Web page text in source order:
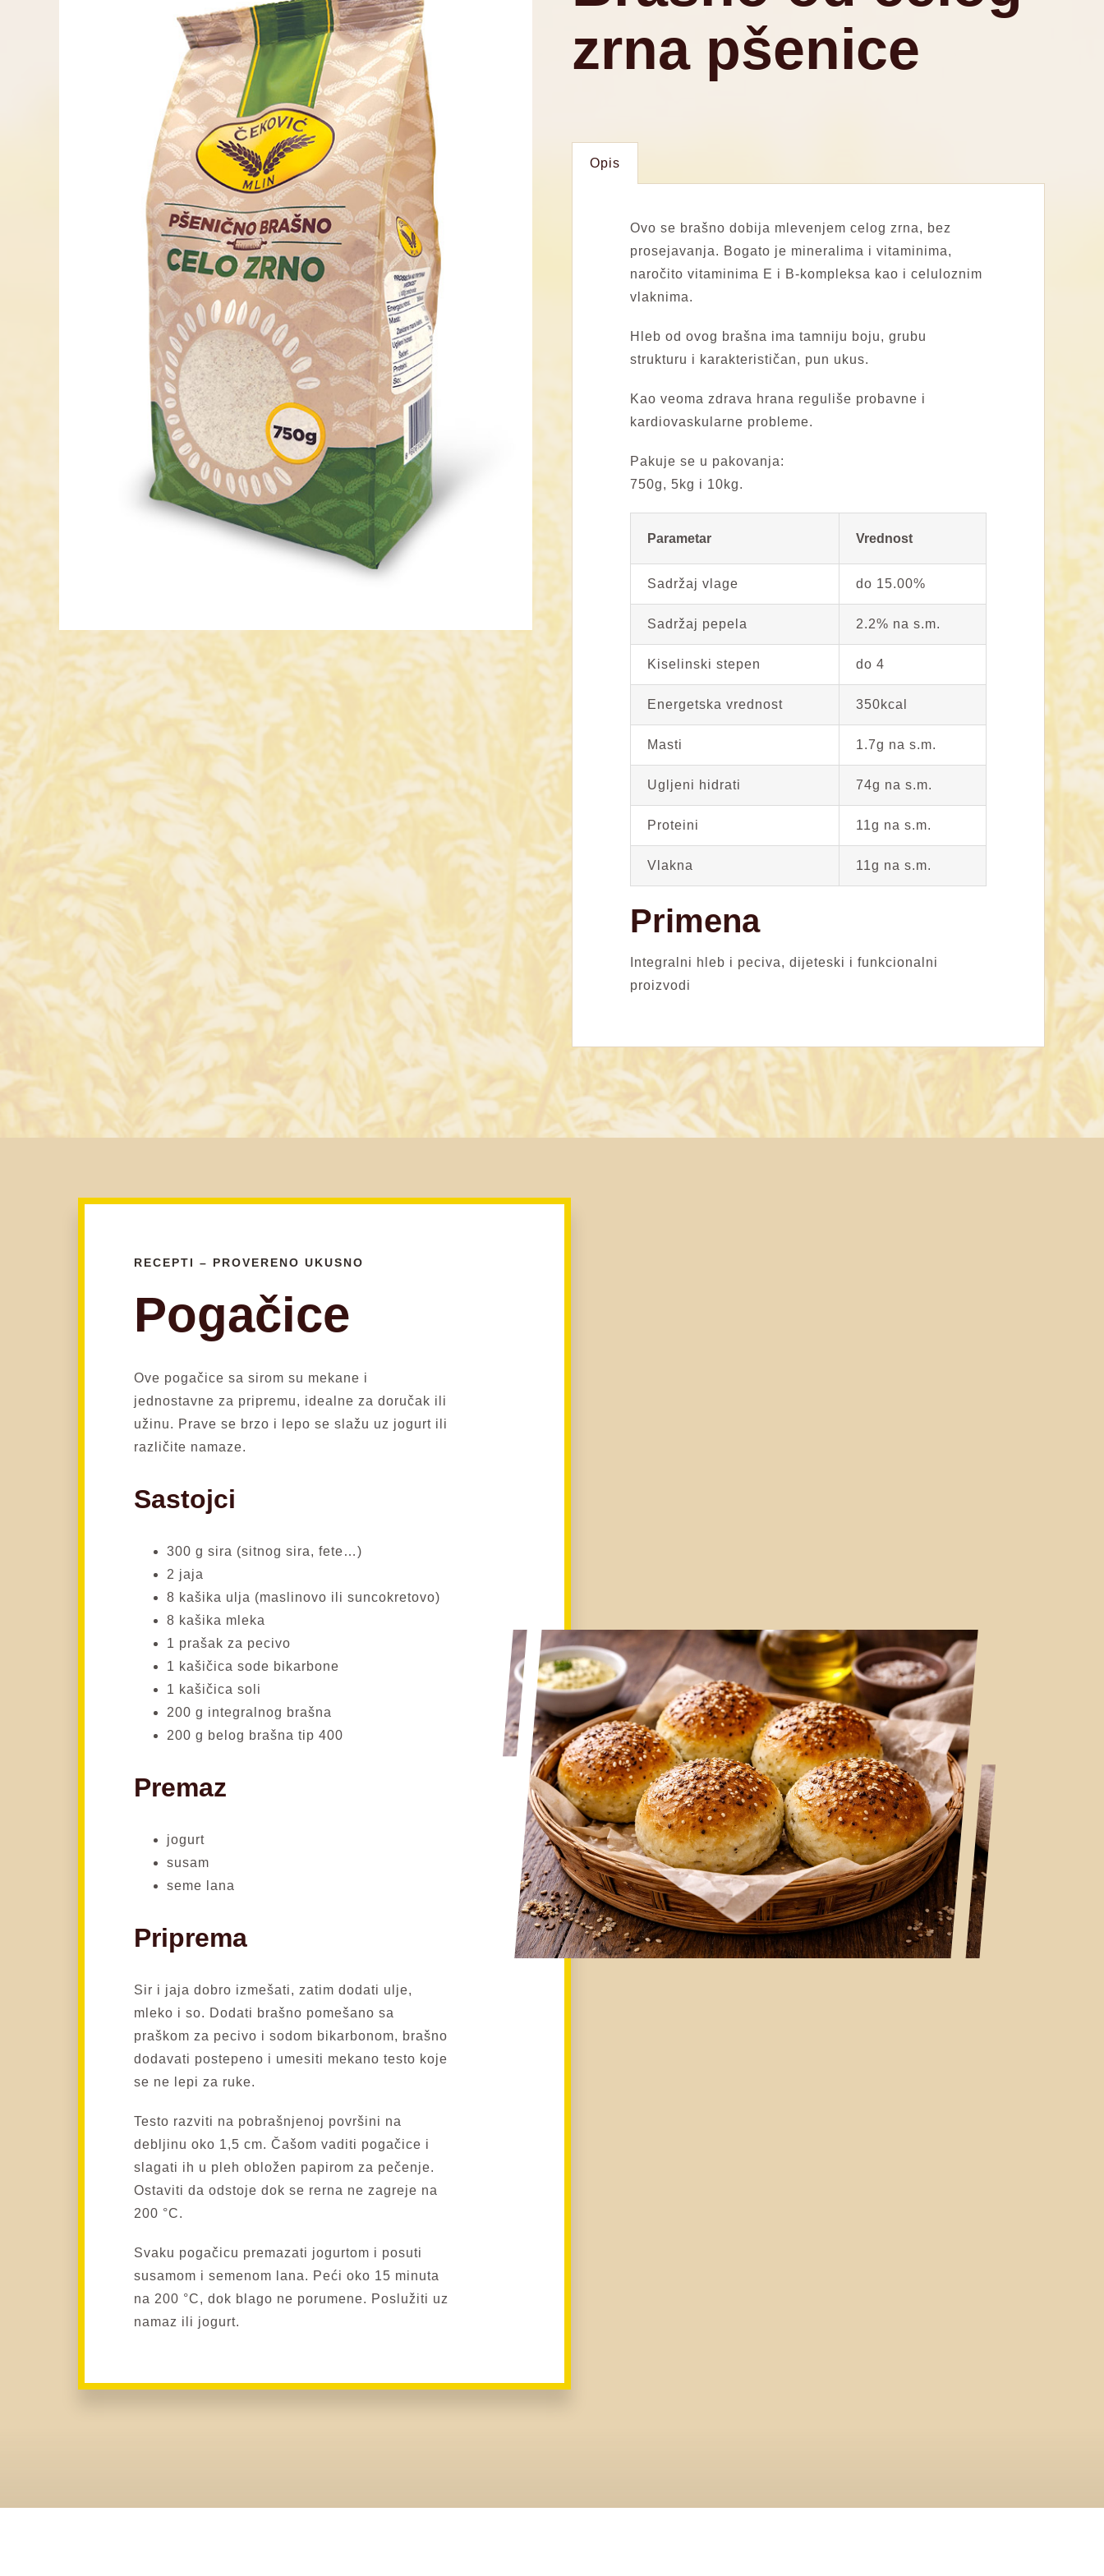
zrna pšenice
Opis
Ovo se brašno dobija mlevenjem celog zrna, bez
prosejavanja. Bogato je mineralima i vitaminima,
naročito vitaminima E i B-kompleksa kao i celuloznim
vlaknima.
Hleb od ovog brašna ima tamniju boju, grubu
strukturu i karakterističan, pun ukus.
Kao veoma zdrava hrana reguliše probavne i
kardiovaskularne probleme.
Pakuje se u pakovanja:
750g, 5kg i 10kg.
Parametar Vrednost
Sadržaj vlage do 15.00%
Sadržaj pepela 2.2% na s.m.
Kiselinski stepen do 4
Energetska vrednost 350kcal
Masti 1.7g na s.m.
Ugljeni hidrati 74g na s.m.
Proteini 11g na s.m.
Vlakna 11g na s.m.
Primena
Integralni hleb i peciva, dijeteski i funkcionalni
proizvodi
RECEPTI – PROVERENO UKUSNO
Pogačice
Ove pogačice sa sirom su mekane i
jednostavne za pripremu, idealne za doručak ili
užinu. Prave se brzo i lepo se slažu uz jogurt ili
različite namaze.
Sastojci
300 g sira (sitnog sira, fete…)
2 jaja
8 kašika ulja (maslinovo ili suncokretovo)
8 kašika mleka
1 prašak za pecivo
1 kašičica sode bikarbone
1 kašičica soli
200 g integralnog brašna
200 g belog brašna tip 400
Premaz
jogurt
susam
seme lana
Priprema
Sir i jaja dobro izmešati, zatim dodati ulje,
mleko i so. Dodati brašno pomešano sa
praškom za pecivo i sodom bikarbonom, brašno
dodavati postepeno i umesiti mekano testo koje
se ne lepi za ruke.
Testo razviti na pobrašnjenoj površini na
debljinu oko 1,5 cm. Čašom vaditi pogačice i
slagati ih u pleh obložen papirom za pečenje.
Ostaviti da odstoje dok se rerna ne zagreje na
200 °C.
Svaku pogačicu premazati jogurtom i posuti
susamom i semenom lana. Peći oko 15 minuta
na 200 °C, dok blago ne porumene. Poslužiti uz
namaz ili jogurt.